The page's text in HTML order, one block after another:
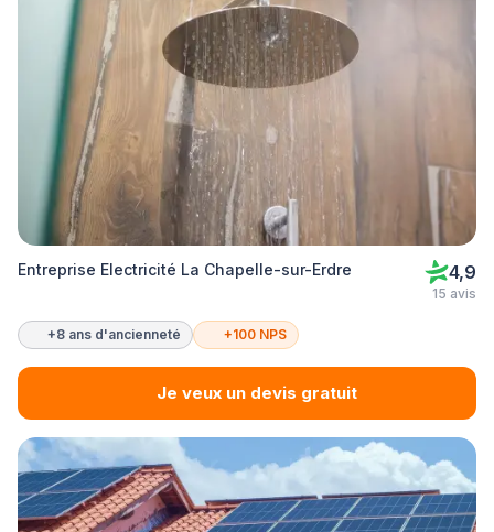
Entreprise Electricité La Chapelle-sur-Erdre 4,9
15 avis
+8 ans d'ancienneté +100 NPS
Je veux un devis gratuit